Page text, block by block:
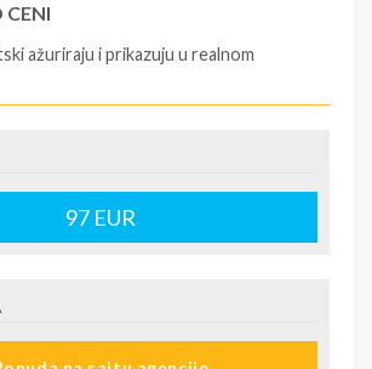
CENI
ažuriraju i prikazuju u realnom
usluge u izabranoj smeštajnoj
- korišćenje hotelskih sadržaja
rezervacije - organizaciju
plaćaju se na recepciji
97 EUR